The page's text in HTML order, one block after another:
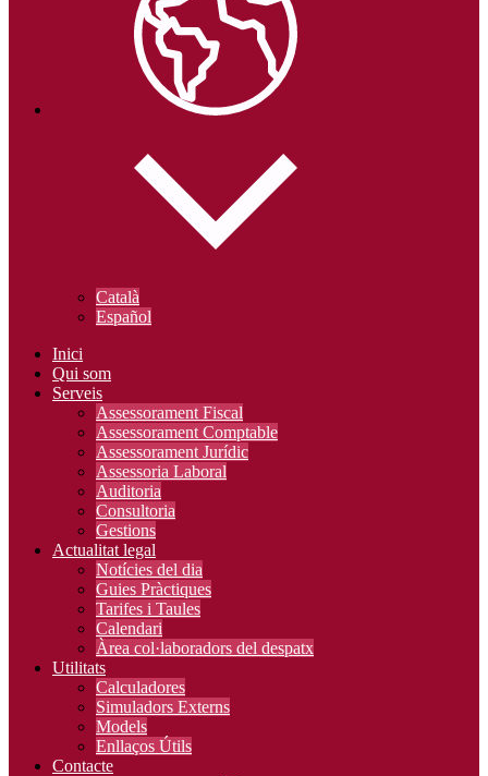
Català
Español
Inici
Qui som
Serveis
Assessorament Fiscal
Assessorament Comptable
Assessorament Jurídic
Assessoria Laboral
Auditoria
Consultoria
Gestions
Actualitat legal
Notícies del dia
Guies Pràctiques
Tarifes i Taules
Calendari
Àrea col·laboradors del despatx
Utilitats
Calculadores
Simuladors Externs
Models
Enllaços Útils
Contacte